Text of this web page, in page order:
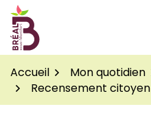
Gestion des traceurs
Aller
contenu
Accueil
Mon quotidien
Recensement citoyen